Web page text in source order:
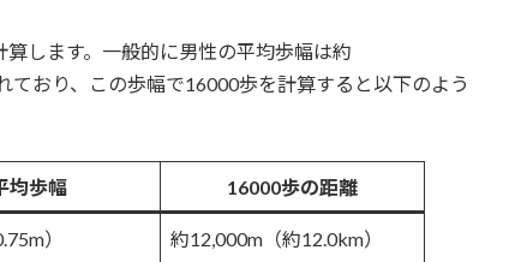
します。一般的に男性の平均歩幅は約
おり、この歩幅で16000歩を計算すると以下のよう
均歩幅 16000歩の距離
） 約12,000m（約12.0km）